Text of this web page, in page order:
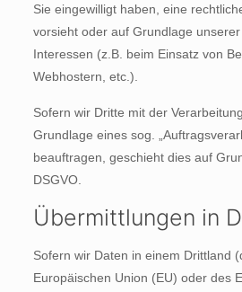
Sie eingewilligt haben, eine
vorsieht oder auf Grundlage
Interessen (z.B. beim Einsatz von
Webhostern, etc.).
Sofern wir Dritte mit der
Grundlage eines sog.
beauftragen, geschieht dies auf
DSGVO.
Übermittlungen in
Sofern wir Daten in einem Drittland
Europäischen Union (EU) oder des